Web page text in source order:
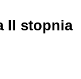
II stopnia